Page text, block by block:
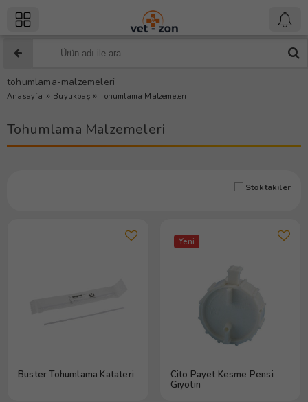
tohumlama-malzemeleri
Anasayfa » Büyükbaş » Tohumlama Malzemeleri
Tohumlama Malzemeleri
Stoktakiler
Buster Tohumlama Katateri
Yeni
Cito Payet Kesme Pensi
Giyotin